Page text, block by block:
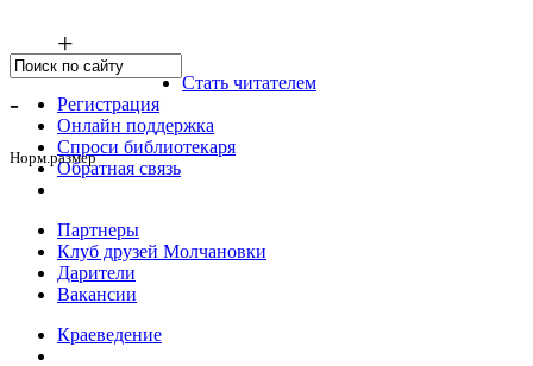
+
-
Норм.размер
Стать читателем
Регистрация
Онлайн поддержка
Спроси библиотекаря
Обратная связь
Партнеры
Клуб друзей Молчановки
Дарители
Вакансии
Краеведение